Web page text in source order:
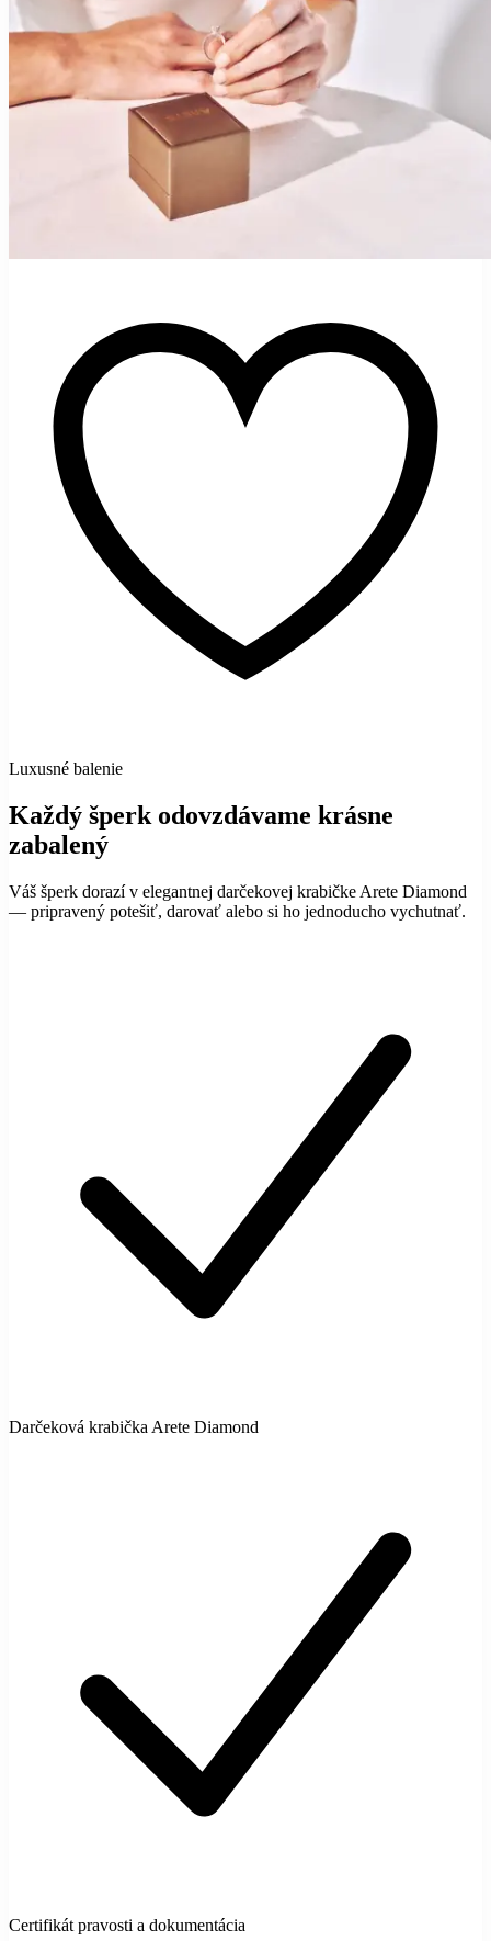
Luxusné balenie
Každý šperk odovzdávame krásne
zabalený
Váš šperk dorazí v elegantnej darčekovej krabičke Arete Diamond
— pripravený potešiť, darovať alebo si ho jednoducho vychutnať.
Darčeková krabička Arete Diamond
Certifikát pravosti a dokumentácia